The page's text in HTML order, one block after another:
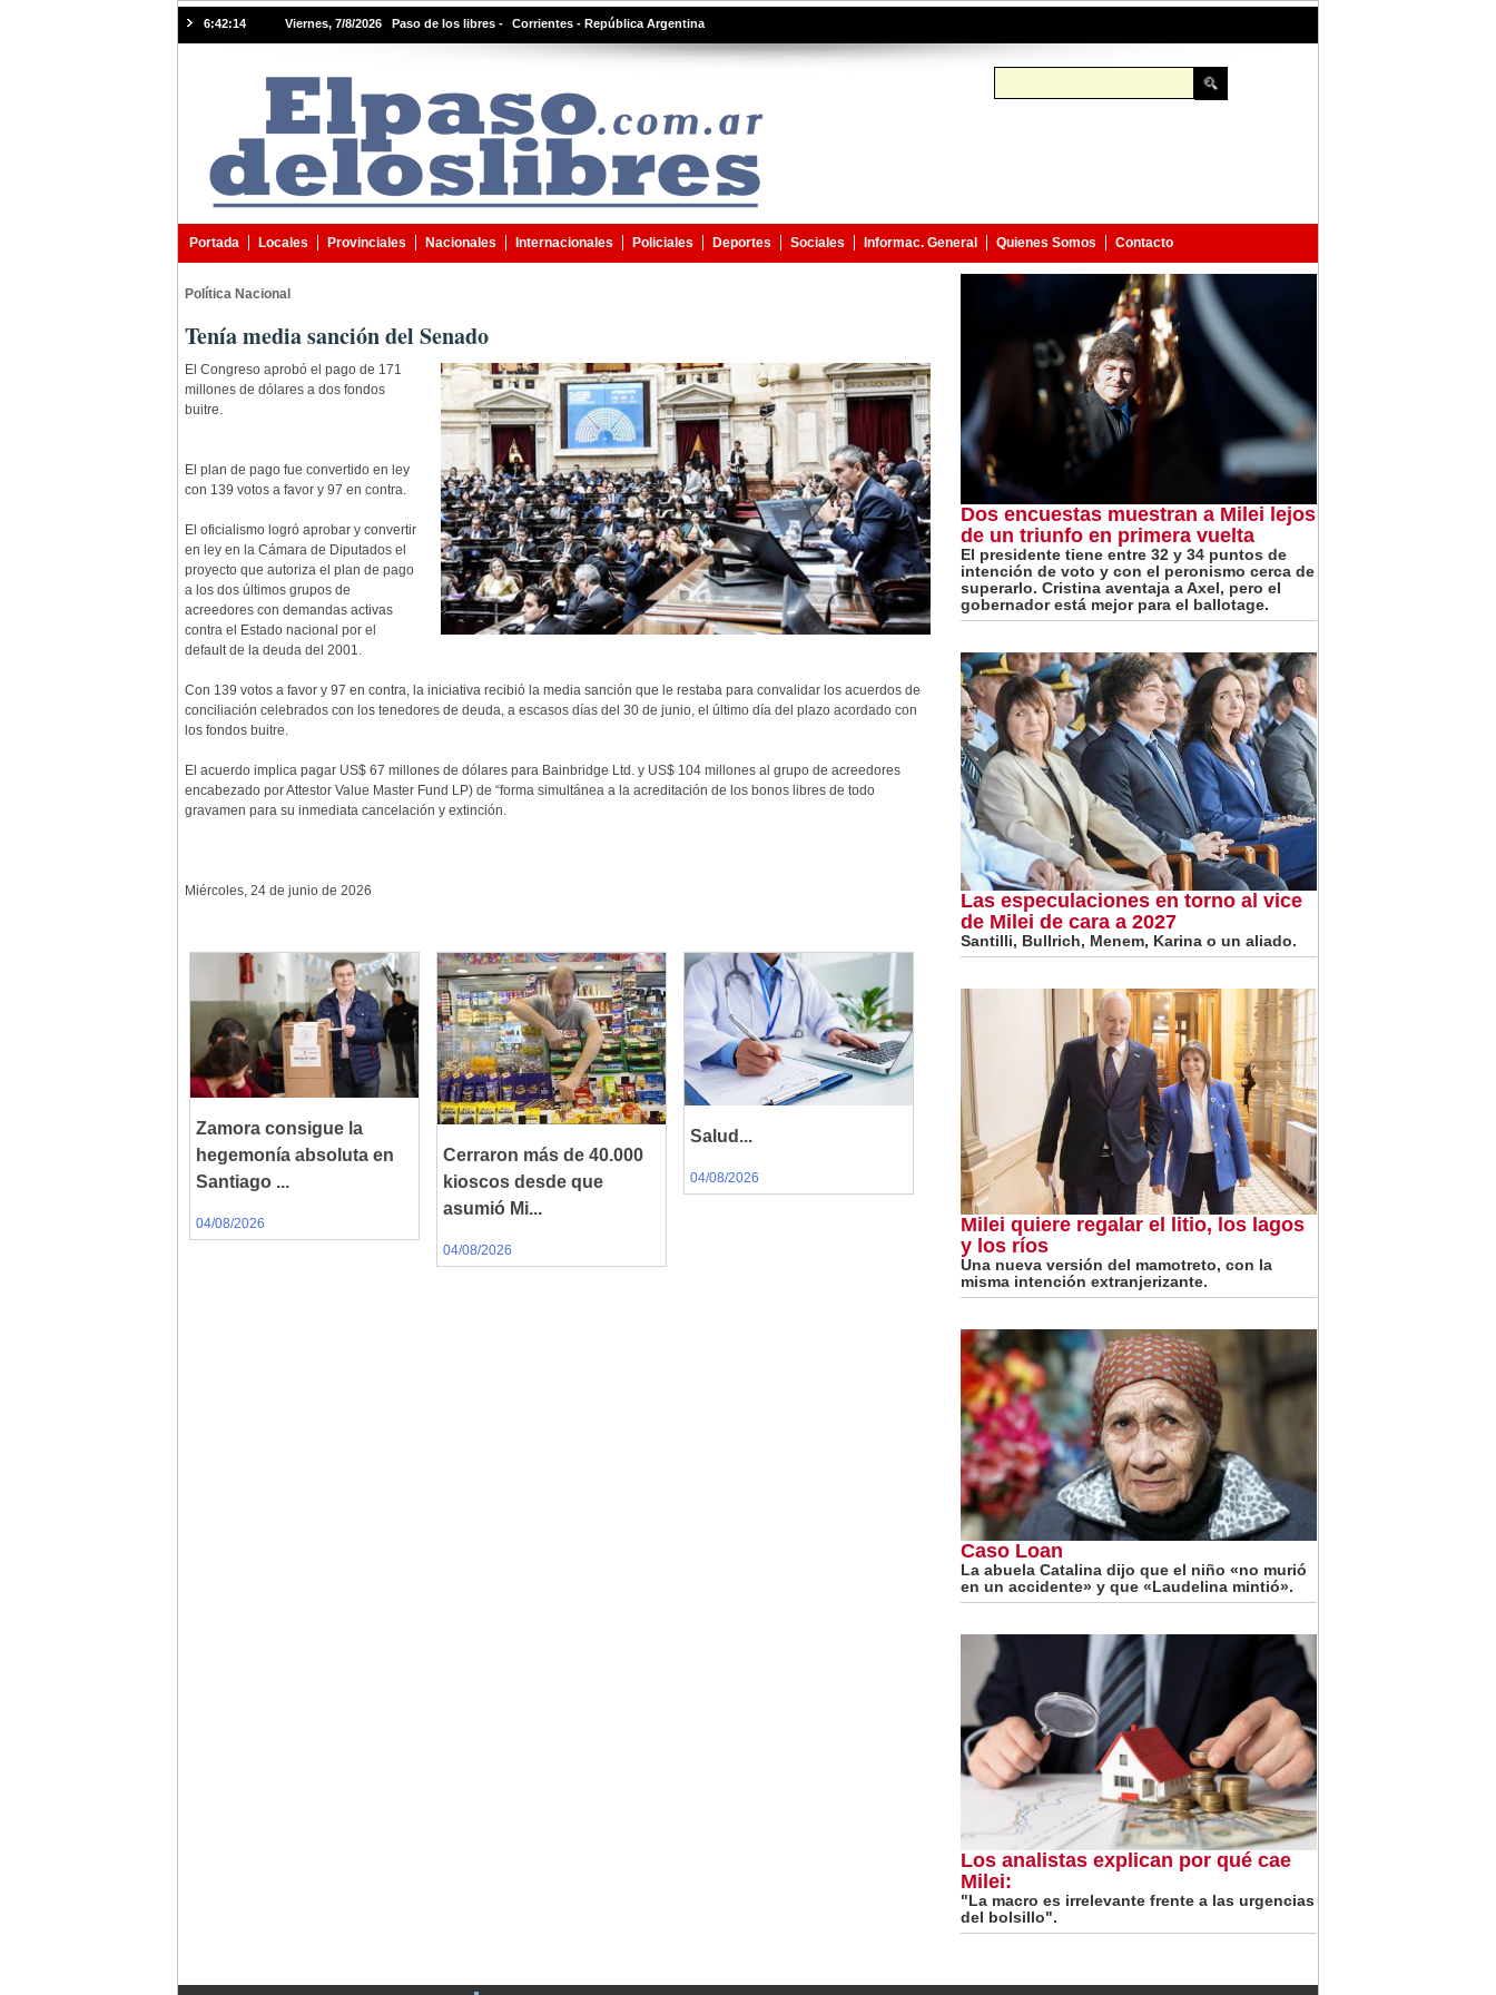
6:42:15 Viernes, 7/8/2026 Paso de los libres - Corrientes - República Argentina
Portada Locales Provinciales Nacionales Internacionales Policiales Deportes Sociales Informac. General Quienes Somos Contacto
Política Nacional
Tenía media sanción del Senado
El Congreso aprobó el pago de 171
millones de dólares a dos fondos
buitre.
El plan de pago fue convertido en ley
con 139 votos a favor y 97 en contra.
El oficialismo logró aprobar y convertir
en ley en la Cámara de Diputados el
proyecto que autoriza el plan de pago
a los dos últimos grupos de
acreedores con demandas activas
contra el Estado nacional por el
default de la deuda del 2001.
Con 139 votos a favor y 97 en contra, la iniciativa recibió la media sanción que le restaba para convalidar los acuerdos de
conciliación celebrados con los tenedores de deuda, a escasos días del 30 de junio, el último día del plazo acordado con
los fondos buitre.
El acuerdo implica pagar US$ 67 millones de dólares para Bainbridge Ltd. y US$ 104 millones al grupo de acreedores
encabezado por Attestor Value Master Fund LP) de “forma simultánea a la acreditación de los bonos libres de todo
gravamen para su inmediata cancelación y extinción.
Miércoles, 24 de junio de 2026
Zamora consigue la
hegemonía absoluta en
Santiago ...
04/08/2026
Cerraron más de 40.000
kioscos desde que
asumió Mi...
04/08/2026
Salud...
04/08/2026
Dos encuestas muestran a Milei lejos
de un triunfo en primera vuelta
El presidente tiene entre 32 y 34 puntos de
intención de voto y con el peronismo cerca de
superarlo. Cristina aventaja a Axel, pero el
gobernador está mejor para el ballotage.
Las especulaciones en torno al vice
de Milei de cara a 2027
Santilli, Bullrich, Menem, Karina o un aliado.
Milei quiere regalar el litio, los lagos
y los ríos
Una nueva versión del mamotreto, con la
misma intención extranjerizante.
Caso Loan
La abuela Catalina dijo que el niño «no murió
en un accidente» y que «Laudelina mintió».
Los analistas explican por qué cae
Milei:
"La macro es irrelevante frente a las urgencias
del bolsillo".